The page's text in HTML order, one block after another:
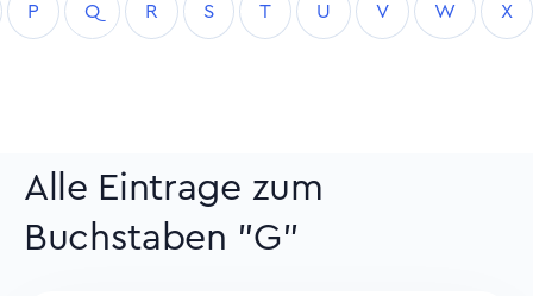
P Q R S T U V W X
Alle Eintrage zum
Buchstaben "G"